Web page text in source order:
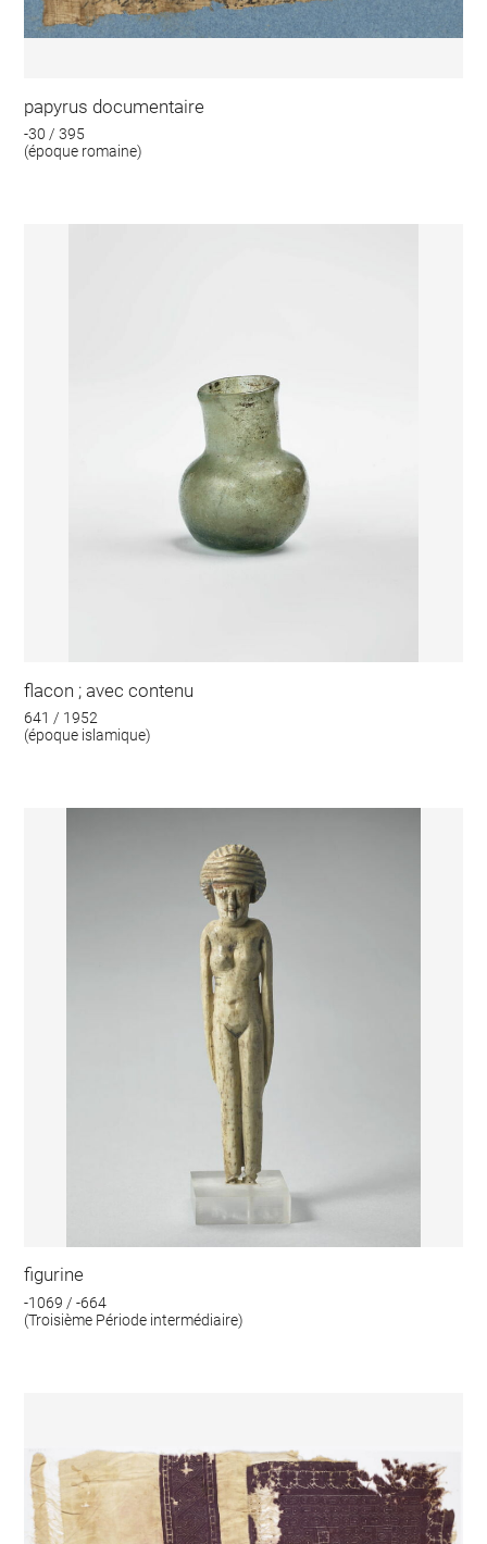
papyrus documentaire
-30 / 395
(époque romaine)
flacon ; avec contenu
641 / 1952
(époque islamique)
figurine
-1069 / -664
(Troisième Période intermédiaire)